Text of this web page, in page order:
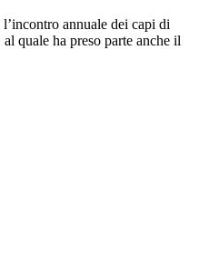
annuale dei capi di
quale ha preso parte anche il